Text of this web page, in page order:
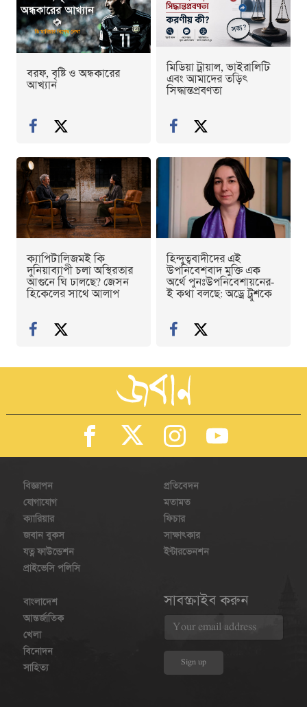
বরফ, বৃষ্টি ও অন্ধকারের
আখ্যান
মিডিয়া ট্রায়াল, ভাইরালিটি
এবং আমাদের তড়িৎ
সিদ্ধান্তপ্রবণতা
ক্যাপিটালিজমই কি
দুনিয়াব্যাপী চলা অস্থিরতার
আগুনে ঘি ঢালছে? জেসন
হিকেলের সাথে আলাপ
হিন্দুত্ববাদীদের এই
উপনিবেশবাদ মুক্তি এক
অর্থে পুনঃউপনিবেশায়নের-
ই কথা বলছে: অড্রে ট্রুশকে
বিজ্ঞাপন
যোগাযোগ
ক্যারিয়ার
জবান বুকস
যত্ন ফাউন্ডেশন
প্রাইভেসি পলিসি
প্রতিবেদন
মতামত
ফিচার
সাক্ষাৎকার
ইন্টারভেনশন
বাংলাদেশ
আন্তর্জাতিক
খেলা
বিনোদন
সাহিত্য
সাবস্ক্রাইব করুন